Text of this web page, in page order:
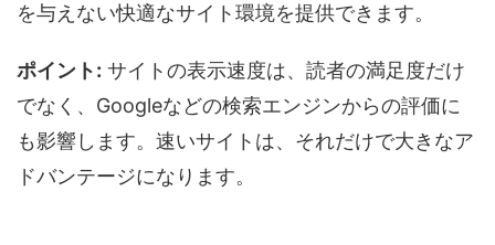
を与えない快適なサイト環境を提供できます。
ポイント: サイトの表示速度は、読者の満足度だけ
でなく、Googleなどの検索エンジンからの評価に
も影響します。速いサイトは、それだけで大きなア
ドバンテージになります。